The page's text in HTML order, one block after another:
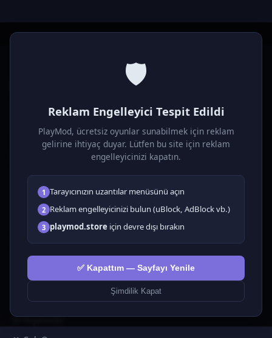
🛡️
Reklam Engelleyici Tespit Edildi
PlayMod, ücretsiz oyunlar sunabilmek için reklam
gelirine ihtiyaç duyar. Lütfen bu site için reklam
engelleyicinizi kapatın.
1 Tarayıcınızın uzantılar menüsünü açın
2 Reklam engelleyicinizi bulun (uBlock, AdBlock vb.)
3 playmod.store için devre dışı bırakın
✅ Kapattım — Sayfayı Yenile
Şimdilik Kapat
Ücretsiz online HTML5 oyunlar! Aksiyon, bulmaca, spor ve
Tüm Oyunlar
🗺️ Macera
🧩 Bulmacalar
🎮 Tıklayıcı
💅 Kızlar
🕹️ Arcade
🎮 Hypercasual
🎮 Erkekler
🎯 Nişancılık